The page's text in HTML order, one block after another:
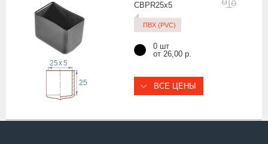
CBPR25x5
ПВХ (PVC)
25
25x 5
0 шт
от 26,00 р.
ВСЕ ЦЕНЫ